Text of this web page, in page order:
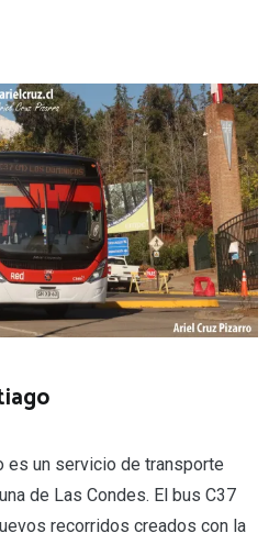
es un servicio de transporte
de Las Condes. El bus C37
recorridos creados con la